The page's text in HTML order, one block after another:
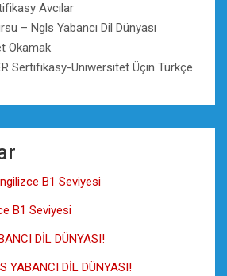
Avcılar
– Ngls Yabancı Dil Dünyası
Okamak
Sertifikasy-Uniwersitet Üçin Türkçe
B1 Seviyesi
B1 Seviyesi
DİL DÜNYASI!
YABANCI DİL DÜNYASI!